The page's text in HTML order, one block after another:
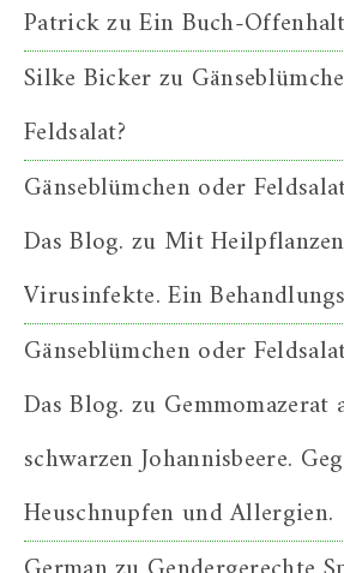
PatrickzuEin Buch-
Silke Bickerzu
Feldsalat?
Gänseblümchen oder
Das Blog. zu Mit
Virusinfekte. Ein
Gänseblümchen oder
Das Blog. zu Gemmomazerat
schwarzen Johannisbeere.
Heuschnupfen und Allergien.